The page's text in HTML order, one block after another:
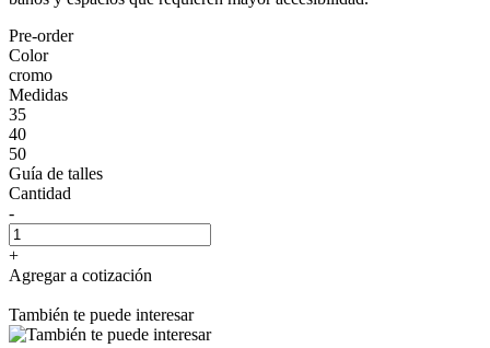
Pre-order
Color
cromo
Medidas
35
40
50
Guía de talles
Cantidad
-
+
Agregar a cotización
También te puede interesar